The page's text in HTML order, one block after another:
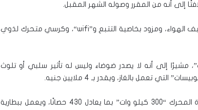
إلى أنه من المقرر وصوله الشهر المقبل.
wifi“، وكرسي متحرك لذوي
مشيرًا إلى أنه لا يصدر ضوضاء وليس له تأثير سلبي أو تلوث
تعمل بالغاز، ويقدر بـ 4 ملايين جنيه.
وأضاف أن سرعته القصوى 80 كيلو متر في الساعة، وقدرة المحرك “300 كيلو وات” بما يعادل 430 حصانًا، ويعمل ببطارية